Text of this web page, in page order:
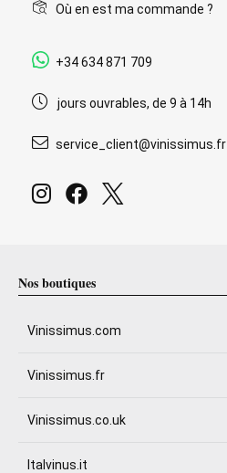
Où en est ma commande ?
+34 634 871 709
jours ouvrables, de 9 à 14h
service_client@vinissimus.fr
Nos boutiques
Vinissimus.com
Vinissimus.fr
Vinissimus.co.uk
Italvinus.it